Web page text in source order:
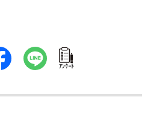
ｱﾝｹｰﾄ